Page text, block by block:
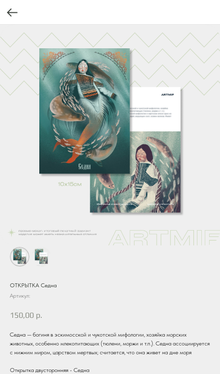
ОТКРЫТКА Седна
Артикул:
150,00 р.
Седна — богиня в эскимосской и чукотской мифологии, хозяйка морских
животных, особенно млекопитающих (тюлени, моржи и т.п.). Седна ассоциируется
с нижним миром, царством мертвых; считается, что она живет на дне моря
Открытка двусторонняя - Седна